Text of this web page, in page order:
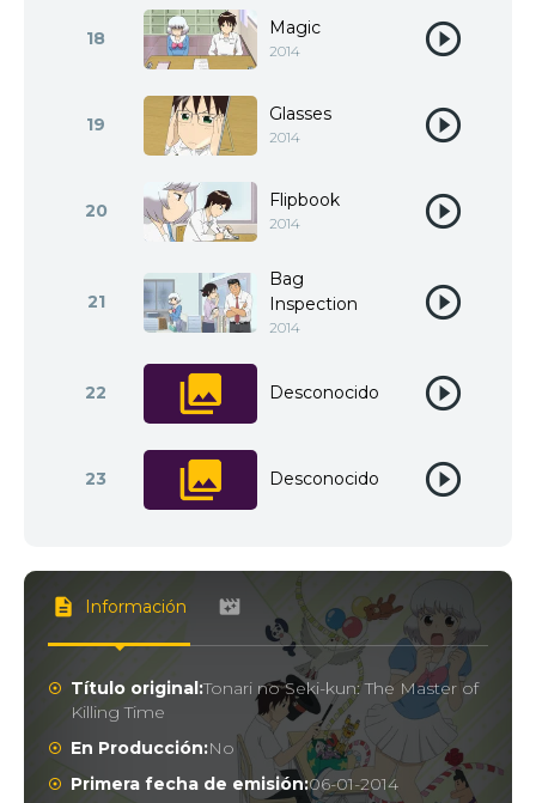
18 Magic
2014
19 Glasses
2014
20 Flipbook
2014
21
Bag
Inspection
2014
22 Desconocido
23 Desconocido
Información
Título original:Tonari no Seki-kun: The Master of
Killing Time
En Producción:No
Primera fecha de emisión:06-01-2014